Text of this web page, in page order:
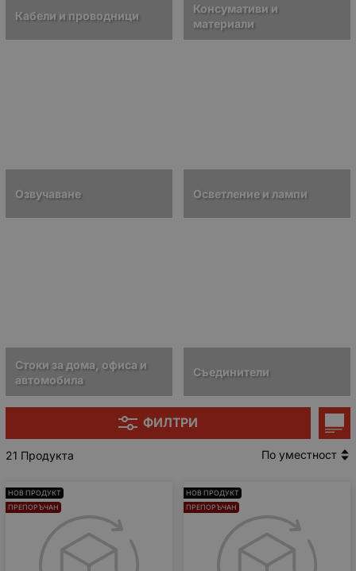
Кабели и проводници
Консумативи и
материали
Озвучаване Осветление и лампи
Стоки за дома, офиса и
автомобила
Съединители
ФИЛТРИ
21 Продукта По уместност
НОВ ПРОДУКТ
ПРЕПОРЪЧАН
НОВ ПРОДУКТ
ПРЕПОРЪЧАН